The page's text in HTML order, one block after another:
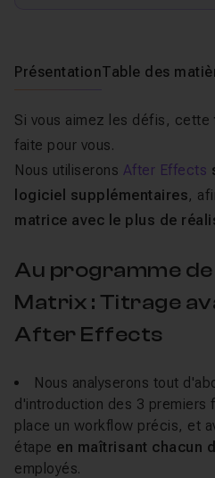
PrésentationTable des
Si vous aimez les défis, cette
faite pour vous.
Nous utiliserons After Effects
logiciel supplémentaires,
matrice avec le plus de
Au programme
Matrix : Titrage
After Effects
Nous analyserons tout
d'introduction des 3 premiers
place un workflow précis, et
étape en maîtrisant chacun
employés.